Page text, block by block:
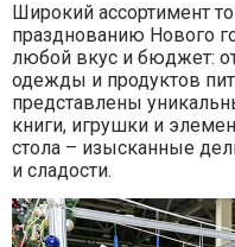
Широкий ассортимент
празднованию Нового
любой вкус и бюджет:
одежды и продуктов
представлены
книги, игрушки и
стола – изысканные
и сладости.